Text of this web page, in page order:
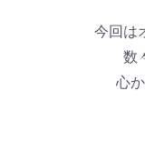
今回は
数
心